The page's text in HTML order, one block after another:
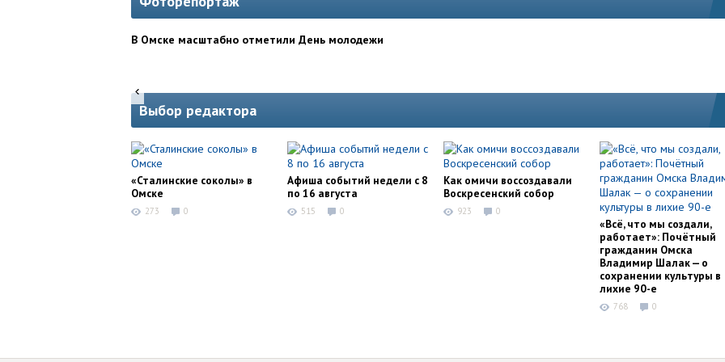
В Омске масштабно отметили День молодежи
Выбор редактора
«Сталинские соколы» в
Омске
273 0
Афиша событий недели с 8
по 16 августа
515 0
Как омичи воссоздавали
Воскресенский собор
923 0
«Всё, что мы создали,
работает»: Почётный
гражданин Омска
Владимир Шалак — о
сохранении культуры в
лихие 90-е
768 0